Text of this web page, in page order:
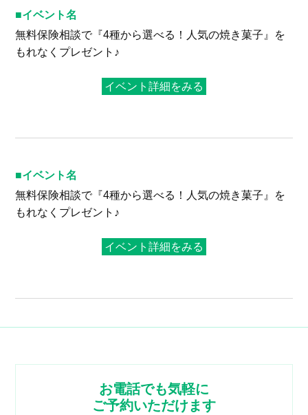
イベント名
無料保険相談で『4種から選べる！人気の焼き菓子』を
もれなくプレゼント♪
イベント詳細をみる
イベント名
無料保険相談で『4種から選べる！人気の焼き菓子』を
もれなくプレゼント♪
イベント詳細をみる
お電話でも気軽に
ご予約いただけます